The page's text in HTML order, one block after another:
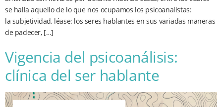
se halla aquello de lo que nos ocupamos los psicoanalistas:
la subjetividad, léase: los seres hablantes en sus variadas maneras
de padecer, […]
Vigencia del psicoanálisis:
clínica del ser hablante